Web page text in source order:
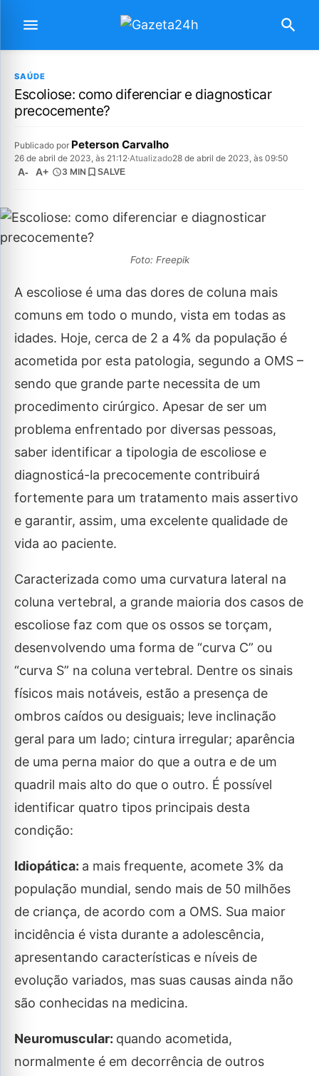
SAÚDE
Escoliose: como diferenciar e diagnosticar
precocemente?
Publicado por Peterson Carvalho
26 de abril de 2023, às 21:12·Atualizado28 de abril de 2023, às 09:50
A- A+ 3 MIN SALVE
Foto: Freepik
A escoliose é uma das dores de coluna mais
comuns em todo o mundo, vista em todas as
idades. Hoje, cerca de 2 a 4% da população é
acometida por esta patologia, segundo a OMS –
sendo que grande parte necessita de um
procedimento cirúrgico. Apesar de ser um
problema enfrentado por diversas pessoas,
saber identificar a tipologia de escoliose e
diagnosticá-la precocemente contribuirá
fortemente para um tratamento mais assertivo
e garantir, assim, uma excelente qualidade de
vida ao paciente.
Caracterizada como uma curvatura lateral na
coluna vertebral, a grande maioria dos casos de
escoliose faz com que os ossos se torçam,
desenvolvendo uma forma de “curva C” ou
“curva S” na coluna vertebral. Dentre os sinais
físicos mais notáveis, estão a presença de
ombros caídos ou desiguais; leve inclinação
geral para um lado; cintura irregular; aparência
de uma perna maior do que a outra e de um
quadril mais alto do que o outro. É possível
identificar quatro tipos principais desta
condição:
Idiopática: a mais frequente, acomete 3% da
população mundial, sendo mais de 50 milhões
de criança, de acordo com a OMS. Sua maior
incidência é vista durante a adolescência,
apresentando características e níveis de
evolução variados, mas suas causas ainda não
são conhecidas na medicina.
Neuromuscular: quando acometida,
normalmente é em decorrência de outros